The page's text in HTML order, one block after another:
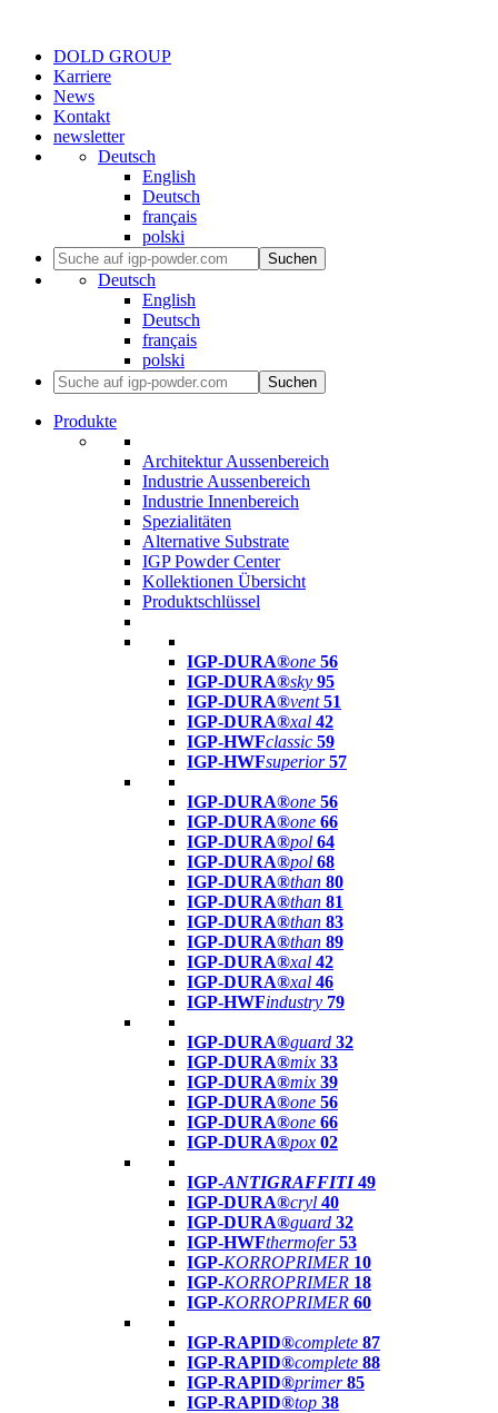
DOLD GROUP
Karriere
News
Kontakt
newsletter
Deutsch
English
Deutsch
français
polski
Suchen
Deutsch
English
Deutsch
français
polski
Suchen
Produkte
Architektur Aussenbereich
Industrie Aussenbereich
Industrie Innenbereich
Spezialitäten
Alternative Substrate
IGP Powder Center
Kollektionen Übersicht
Produktschlüssel
IGP-DURA®one 56
IGP-DURA®sky 95
IGP-DURA®vent 51
IGP-DURA®xal 42
IGP-HWFclassic 59
IGP-HWFsuperior 57
IGP-DURA®one 56
IGP-DURA®one 66
IGP-DURA®pol 64
IGP-DURA®pol 68
IGP-DURA®than 80
IGP-DURA®than 81
IGP-DURA®than 83
IGP-DURA®than 89
IGP-DURA®xal 42
IGP-DURA®xal 46
IGP-HWFindustry 79
IGP-DURA®guard 32
IGP-DURA®mix 33
IGP-DURA®mix 39
IGP-DURA®one 56
IGP-DURA®one 66
IGP-DURA®pox 02
IGP-ANTIGRAFFITI49
IGP-DURA®cryl 40
IGP-DURA®guard 32
IGP-HWFthermofer 53
IGP-KORROPRIMER 10
IGP-KORROPRIMER 18
IGP-KORROPRIMER 60
IGP-RAPID®complete 87
IGP-RAPID®complete 88
IGP-RAPID®primer 85
IGP-RAPID®top 38